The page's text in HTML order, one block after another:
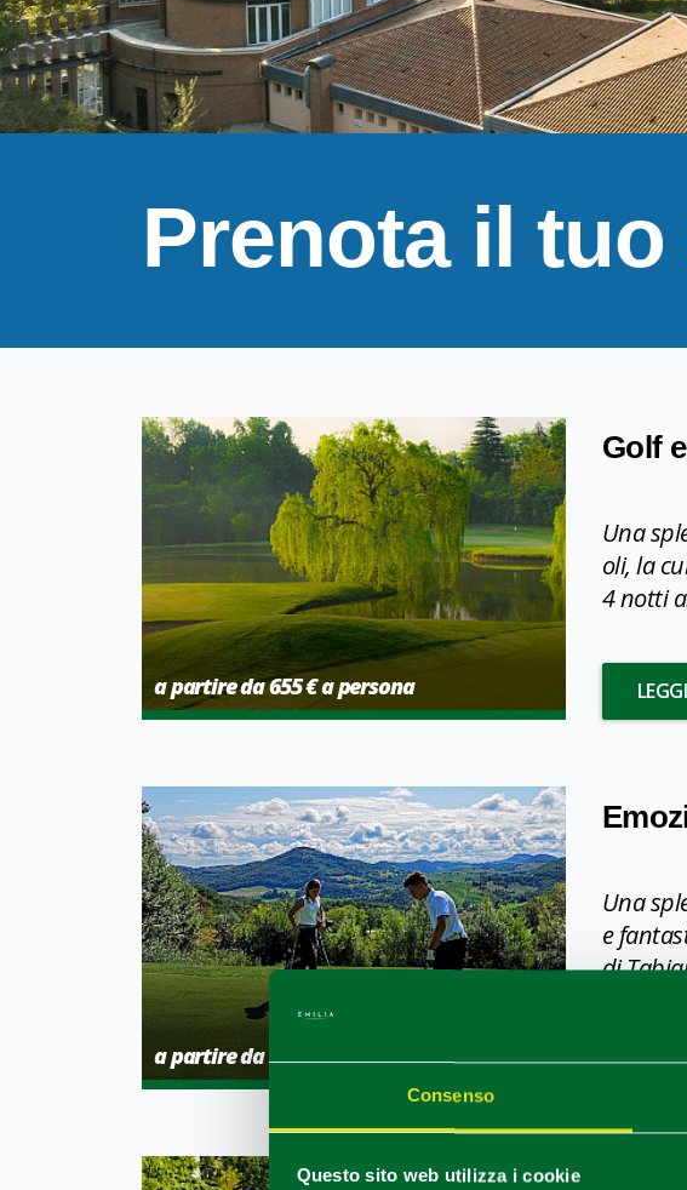
Consenso
Questo sito web utilizza i cookie
Prenota il
a partire da 655 € a persona
Golf
Una
oli, la
4 notti
LEGGI
a partire da 640 € a persona
Una
e
di
LEGGI